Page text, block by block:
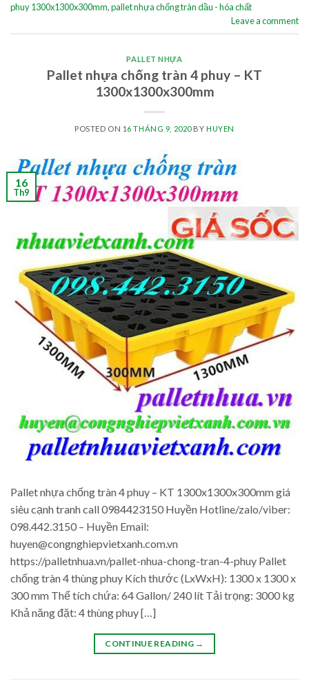
phuy 1300x1300x300mm,pallet nhựa chống tràn dầu - hóa chất
Leave a comment
PALLET NHỰA
Pallet nhựa chống tràn 4 phuy – KT
1300x1300x300mm
POSTED ON 16 THÁNG 9, 2020BY HUYEN
16
Th9
Pallet nhựa chống tràn 4 phuy – KT 1300x1300x300mm giá
siêu cạnh tranh call 0984423150 Huyền Hotline/zalo/viber:
098.442.3150 – Huyền Email:
huyen@congnghiepvietxanh.com.vn
https://palletnhua.vn/pallet-nhua-chong-tran-4-phuy Pallet
chống tràn 4 thùng phuy Kích thước (LxWxH): 1300 x 1300 x
300 mm Thể tích chứa: 64 Gallon/ 240 lít Tải trọng: 3000 kg
Khả năng đặt: 4 thùng phuy […]
CONTINUE READING →